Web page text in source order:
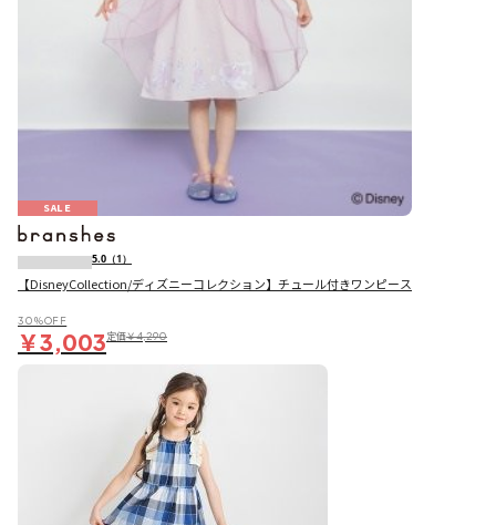
SALE
5.0 （1）
【DisneyCollection/ディズニーコレクション】チュール付きワンピース
30％OFF
￥3,003定価￥4,290